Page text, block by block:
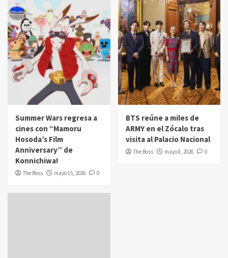
Summer Wars regresa a
cines con “Mamoru
Hosoda’s Film
Anniversary” de
Konnichiwa!
The Boss mayo 15, 2026 0
BTS reúne a miles de
ARMY en el Zócalo tras
visita al Palacio Nacional
The Boss mayo 8, 2026 0